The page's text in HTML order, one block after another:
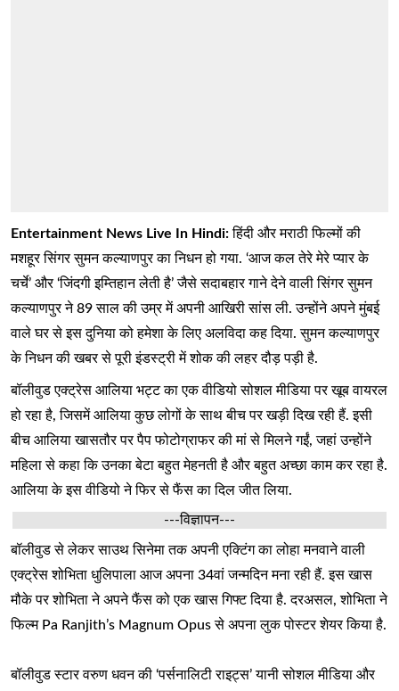
Entertainment News Live In Hindi:हिंदी और मराठी फिल्मों की
मशहूर सिंगर सुमन कल्याणपुर का निधन हो गया. ‘आज कल तेरे मेरे प्यार के
चर्चे’ और ‘जिंदगी इम्तिहान लेती है’ जैसे सदाबहार गाने देने वाली सिंगर सुमन
कल्याणपुर ने 89 साल की उम्र में अपनी आखिरी सांस ली. उन्होंने अपने मुंबई
वाले घर से इस दुनिया को हमेशा के लिए अलविदा कह दिया. सुमन कल्याणपुर
के निधन की खबर से पूरी इंडस्ट्री में शोक की लहर दौड़ पड़ी है.
बॉलीवुड एक्ट्रेस आलिया भट्ट का एक वीडियो सोशल मीडिया पर खूब वायरल
हो रहा है, जिसमें आलिया कुछ लोगों के साथ बीच पर खड़ी दिख रही हैं. इसी
बीच आलिया खासतौर पर पैप फोटोग्राफर की मां से मिलने गईं, जहां उन्होंने
महिला से कहा कि उनका बेटा बहुत मेहनती है और बहुत अच्छा काम कर रहा है.
आलिया के इस वीडियो ने फिर से फैंस का दिल जीत लिया.
---विज्ञापन---
बॉलीवुड से लेकर साउथ सिनेमा तक अपनी एक्टिंग का लोहा मनवाने वाली
एक्ट्रेस शोभिता धुलिपाला आज अपना 34वां जन्मदिन मना रही हैं. इस खास
मौके पर शोभिता ने अपने फैंस को एक खास गिफ्ट दिया है. दरअसल, शोभिता ने
फिल्म Pa Ranjith’s Magnum Opus से अपना लुक पोस्टर शेयर किया है.
बॉलीवुड स्टार वरुण धवन की ‘पर्सनालिटी राइट्स’ यानी सोशल मीडिया और